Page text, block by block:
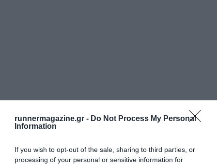
runnermagazine.gr - Do Not Process My Personal
Information
If you wish to opt-out of the sale, sharing to third parties, or
processing of your personal or sensitive information for